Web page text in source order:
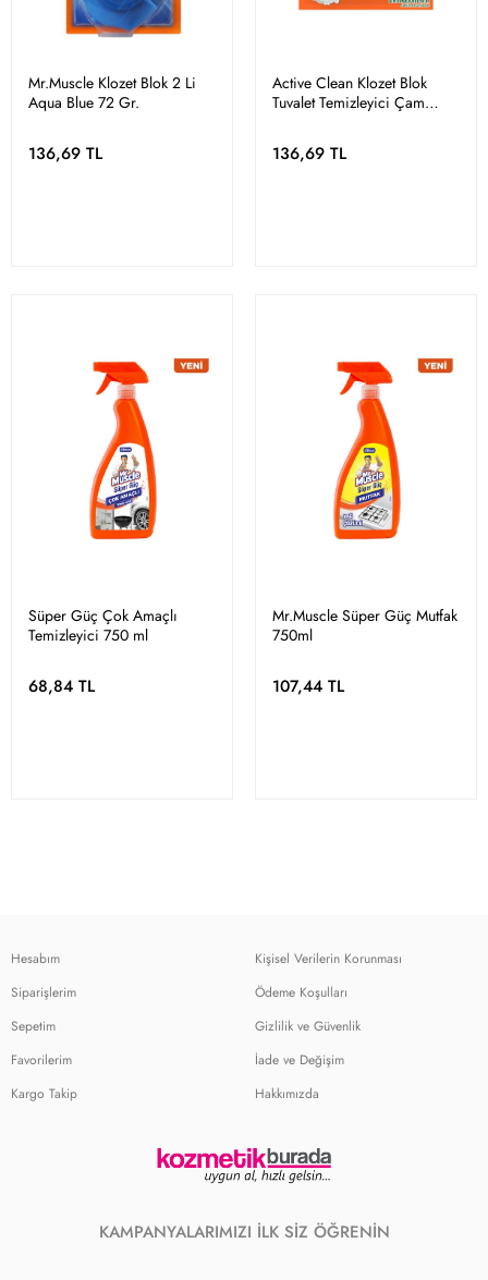
Mr.Muscle Klozet Blok 2 Li
Aqua Blue 72 Gr.
136,69 TL
Active Clean Klozet Blok
Tuvalet Temizleyici Çam
136,69 TL
Süper Güç Çok Amaçlı
Temizleyici 750 ml
68,84 TL
Mr.Muscle Süper Güç Mutfak
750ml
107,44 TL
Hesabım
Siparişlerim
Sepetim
Favorilerim
Kargo Takip
Kişisel Verilerin Korunması
Ödeme Koşulları
Gizlilik ve Güvenlik
İade ve Değişim
Hakkımızda
KAMPANYALARIMIZI İLK SİZ ÖĞRENİN